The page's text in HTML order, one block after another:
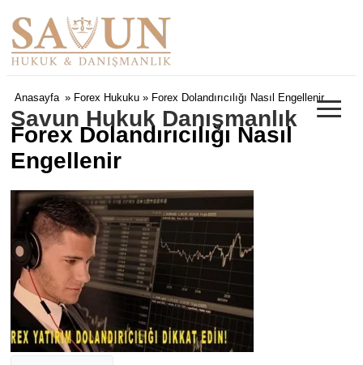
Savun Hukuk Danışmanlık ≡
Anasayfa » Forex Hukuku » Forex Dolandırıcılığı Nasıl Engellenir
Forex Dolandırıcılığı Nasıl
Engellenir